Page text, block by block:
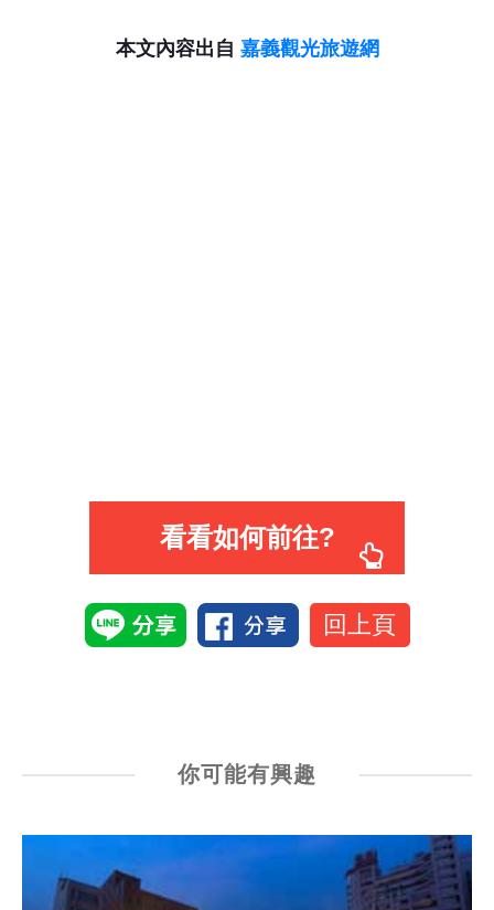
本文內容出自 嘉義觀光旅遊網
看看如何前往?
回上頁
你可能有興趣